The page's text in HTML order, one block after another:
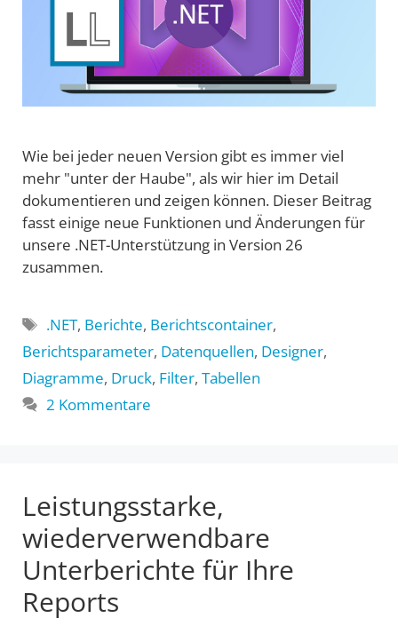
Wie bei jeder neuen Version gibt es immer viel
mehr "unter der Haube", als wir hier im Detail
dokumentieren und zeigen können. Dieser Beitrag
fasst einige neue Funktionen und Änderungen für
unsere .NET-Unterstützung in Version 26
zusammen.
Schlagwörter
.NET, Berichte, Berichtscontainer,
Berichtsparameter, Datenquellen, Designer,
Diagramme, Druck, Filter, Tabellen
2 Kommentare
Leistungsstarke,
wiederverwendbare
Unterberichte für Ihre
Reports